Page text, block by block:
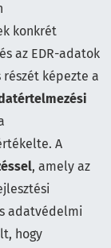
konkrét
az EDR-adatok
képezte a
A
, amely az
adatvédelmi
hogy